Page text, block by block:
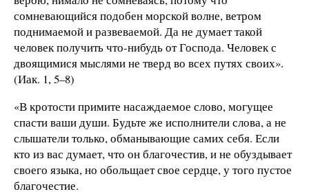
сомневающийся подобен морской волне, ветром
поднимаемой и развеваемой. Да не думает такой
человек получить что-нибудь от Господа. Человек с
двоящимися мыслями не тверд во всех путях своих».
(Иак. 1, 5–8)
«В кротости примите насаждаемое слово, могущее
спасти ваши души. Будьте же исполнители слова, а не
слышатели только, обманывающие самих себя. Если
кто из вас думает, что он благочестив, и не обуздывает
своего языка, но обольщает свое сердце, у того пустое
благочестие.